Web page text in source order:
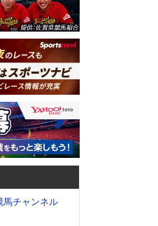
馬チャンネル